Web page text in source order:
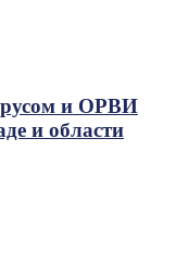
и ОРВИ
и области